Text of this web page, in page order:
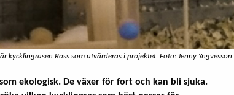
Ross som utvärderas i projektet. Foto: Jenny Yngvesson.
ekologisk. De växer för fort och kan bli sjuka.